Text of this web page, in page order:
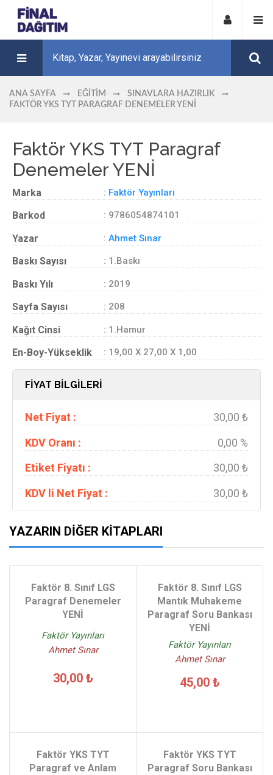
ANA SAYFA EĞITIM
SINAVLARA HAZIRLIK
FAKTÖR YKS TYT PARAGRAF DENEMELER YENİ
Faktör YKS TYT Paragraf
Denemeler YENİ
Marka : Faktör Yayınları
Barkod : 9786054874101
Yazar : Ahmet Sınar
Baskı Sayısı : 1.Baskı
Baskı Yılı : 2019
Sayfa Sayısı : 208
Kağıt Cinsi : 1.Hamur
En-Boy-Yükseklik : 19,00 X 27,00 X 1,00
FİYAT BİLGİLERİ
Net Fiyat :
30,00 ₺
KDV Oranı :
0,00 %
Etiket Fiyatı :
30,00 ₺
KDV li Net Fiyat :
30,00 ₺
YAZARIN DIĞER KITAPLARI
Faktör 8. Sınıf LGS
Paragraf Denemeler
YENİ
Faktör Yayınları
Ahmet Sınar
30,00 ₺
Faktör 8. Sınıf LGS
Mantık Muhakeme
Paragraf Soru Bankası
YENİ
Faktör Yayınları
Ahmet Sınar
45,00 ₺
Faktör YKS TYT
Paragraf ve Anlam
Faktör YKS TYT
Paragraf Soru Bankası